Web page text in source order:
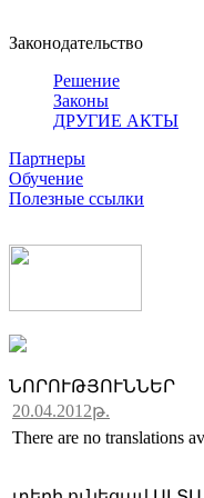
Законодательство
Решение
Законы
ДРУГИЕ АКТЫ
Партнеры
Обучение
Полезные ссылки
ՆՈՐՈՒԹՅՈՒՆՆԵՐ
20.04.2012թ.
There are no translations